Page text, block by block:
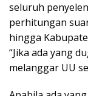
seluruh
perhitungan
hingga
“Jika ada yang
melanggar UU